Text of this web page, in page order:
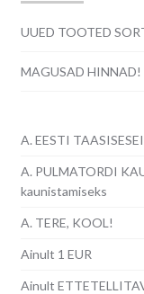
UUED TOOTED
MAGUSAD HINNAD!
A. EESTI
A. PULMATORDI
kaunistamiseks
A. TERE, KOOL!
Ainult 1 EUR
Ainult